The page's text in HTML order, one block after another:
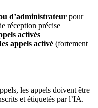
d’administrateur pour
réception précise
activés
appels activé (fortement
les appels doivent être
et étiquetés par l’IA.